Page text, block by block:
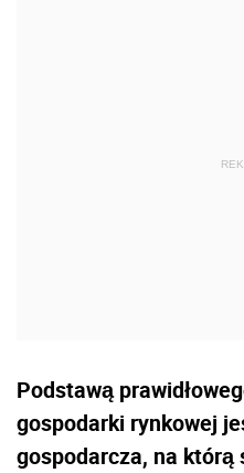
Podstawą
gospodarki rynkowej
gospodarcza, na którą